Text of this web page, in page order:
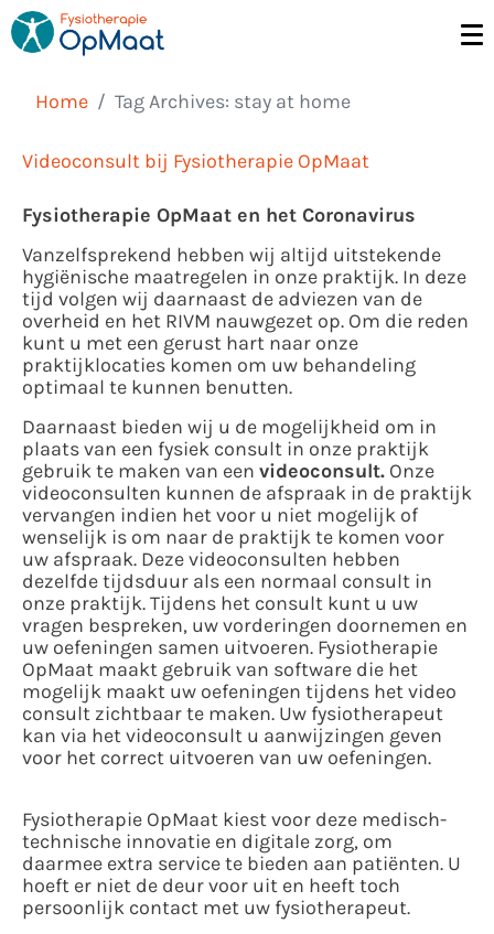
Home Tag Archives: stay at home
Videoconsult bij Fysiotherapie OpMaat
Fysiotherapie OpMaat en het Coronavirus
Vanzelfsprekend hebben wij altijd uitstekende
hygiënische maatregelen in onze praktijk. In deze
tijd volgen wij daarnaast de adviezen van de
overheid en het RIVM nauwgezet op. Om die reden
kunt u met een gerust hart naar onze
praktijklocaties komen om uw behandeling
optimaal te kunnen benutten.
Daarnaast bieden wij u de mogelijkheid om in
plaats van een fysiek consult in onze praktijk
gebruik te maken van een videoconsult. Onze
videoconsulten kunnen de afspraak in de praktijk
vervangen indien het voor u niet mogelijk of
wenselijk is om naar de praktijk te komen voor
uw afspraak. Deze videoconsulten hebben
dezelfde tijdsduur als een normaal consult in
onze praktijk. Tijdens het consult kunt u uw
vragen bespreken, uw vorderingen doornemen en
uw oefeningen samen uitvoeren. Fysiotherapie
OpMaat maakt gebruik van software die het
mogelijk maakt uw oefeningen tijdens het video
consult zichtbaar te maken. Uw fysiotherapeut
kan via het videoconsult u aanwijzingen geven
voor het correct uitvoeren van uw oefeningen.
Fysiotherapie OpMaat kiest voor deze medisch-
technische innovatie en digitale zorg, om
daarmee extra service te bieden aan patiënten. U
hoeft er niet de deur voor uit en heeft toch
persoonlijk contact met uw fysiotherapeut.